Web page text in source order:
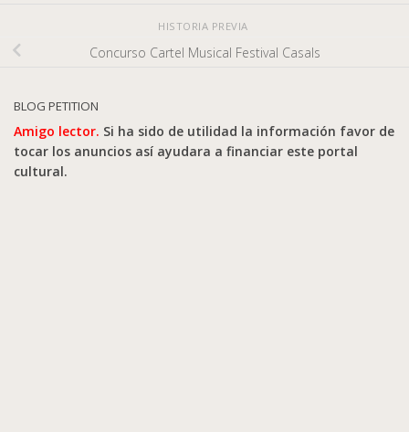
HISTORIA PREVIA
Concurso Cartel Musical Festival Casals
BLOG PETITION
Amigo lector. Si ha sido de utilidad la información favor de
tocar los anuncios así ayudara a financiar este portal
cultural.